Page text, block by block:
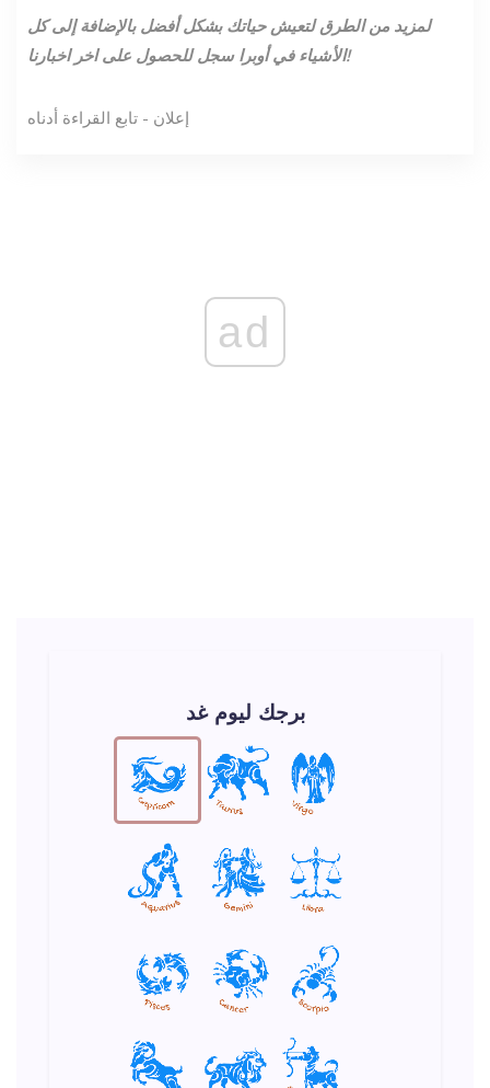
لمزيد من الطرق لتعيش حياتك بشكل أفضل بالإضافة إلى كل
الأشياء في أوبراسجل للحصول على اخر اخبارنا!
إعلان - تابع القراءة أدناه
ad
برجك ليوم غد